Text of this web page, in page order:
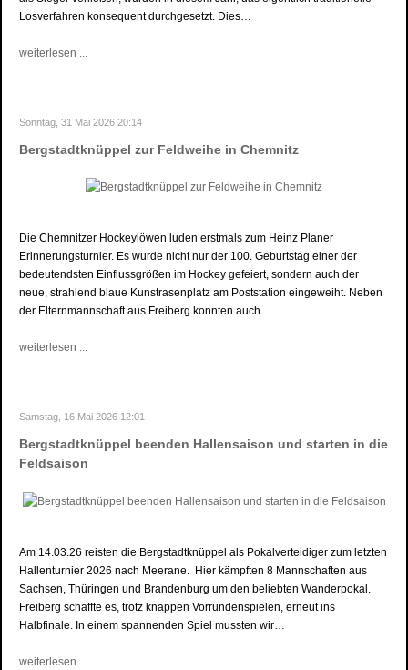
Losverfahren konsequent durchgesetzt. Dies…
weiterlesen ...
Sonntag, 31 Mai 2026 20:14
Bergstadtknüppel zur Feldweihe in Chemnitz
Die Chemnitzer Hockeylöwen luden erstmals zum Heinz Planer
Erinnerungsturnier. Es wurde nicht nur der 100. Geburtstag einer der
bedeutendsten Einflussgrößen im Hockey gefeiert, sondern auch der
neue, strahlend blaue Kunstrasenplatz am Poststation eingeweiht. Neben
der Elternmannschaft aus Freiberg konnten auch…
weiterlesen ...
Samstag, 16 Mai 2026 12:01
Bergstadtknüppel beenden Hallensaison und starten in die
Feldsaison
Am 14.03.26 reisten die Bergstadtknüppel als Pokalverteidiger zum letzten
Hallenturnier 2026 nach Meerane. Hier kämpften 8 Mannschaften aus
Sachsen, Thüringen und Brandenburg um den beliebten Wanderpokal.
Freiberg schaffte es, trotz knappen Vorrundenspielen, erneut ins
Halbfinale. In einem spannenden Spiel mussten wir…
weiterlesen ...